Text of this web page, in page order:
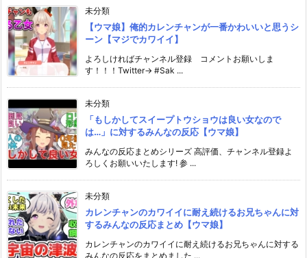
未分類
【ウマ娘】俺的カレンチャンが一番かわいいと思うシ
ーン【マジでカワイイ】
よろしければチャンネル登録 コメントお願いしま
す！！！Twitter→ #Sak ...
未分類
「もしかしてスイープトウショウは良い女なので
は…」に対するみんなの反応【ウマ娘】
みんなの反応まとめシリーズ 高評価、チャンネル登録よ
ろしくお願いいたします! 参 ...
未分類
カレンチャンのカワイイに耐え続けるお兄ちゃんに対
するみんなの反応まとめ【ウマ娘】
カレンチャンのカワイイに耐え続けるお兄ちゃんに対する
みんなの反応をまとめました ...